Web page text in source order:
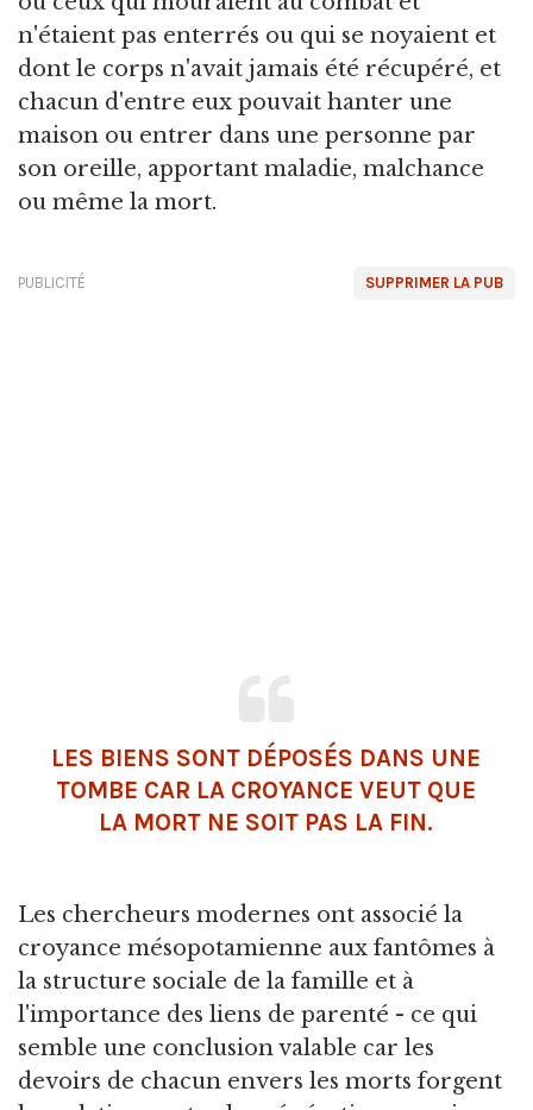
n'étaient pas enterrés ou qui se noyaient et
dont le corps n'avait jamais été récupéré, et
chacun d'entre eux pouvait hanter une
maison ou entrer dans une personne par
son oreille, apportant maladie, malchance
ou même la mort.
SUPPRIMER LA PUB
PUBLICITÉ
LES BIENS SONT DÉPOSÉS DANS UNE
TOMBE CAR LA CROYANCE VEUT QUE
LA MORT NE SOIT PAS LA FIN.
Les chercheurs modernes ont associé la
croyance mésopotamienne aux fantômes à
la structure sociale de la famille et à
l'importance des liens de parenté - ce qui
semble une conclusion valable car les
devoirs de chacun envers les morts forgent